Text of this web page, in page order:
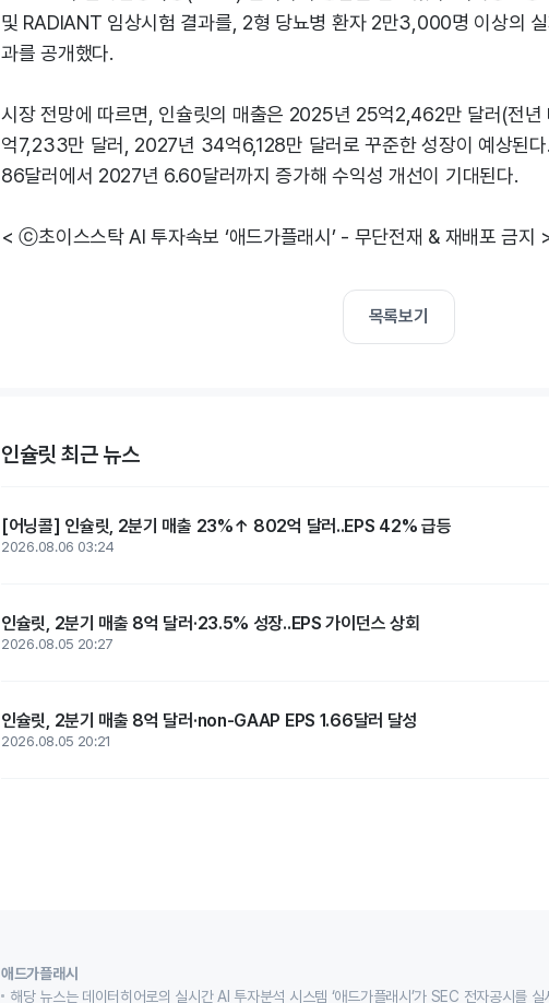
및 RADIANT 임상시험 결과를, 2형 당뇨병 환자 2만3,000명 이상의
과를 공개했다.
시장 전망에 따르면, 인슐릿의 매출은 2025년 25억2,462만 달러(전
억7,233만 달러, 2027년 34억6,128만 달러로 꾸준한 성장이 예상된
86달러에서 2027년 6.60달러까지 증가해 수익성 개선이 기대된다.
< ⓒ초이스스탁 AI 투자속보 ‘애드가플래시’ - 무단전재 & 재배포 금지
목록보기
인슐릿 최근 뉴스
[어닝콜] 인슐릿, 2분기 매출 23%↑ 802억 달러..EPS 42% 급등
2026.08.06 03:24
인슐릿, 2분기 매출 8억 달러·23.5% 성장..EPS 가이던스 상회
2026.08.05 20:27
인슐릿, 2분기 매출 8억 달러·non-GAAP EPS 1.66달러 달성
2026.08.05 20:21
애드가플래시
해당 뉴스는 데이터히어로의 실시간 AI 투자분석 시스템 ‘애드가플래시’가 SEC 전자공시를